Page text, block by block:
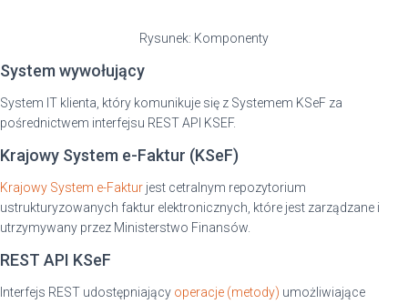
Rysunek: Komponenty
System wywołujący
System IT klienta, który komunikuje się z Systemem KSeF za
pośrednictwem interfejsu REST API KSEF.
Krajowy System e-Faktur (KSeF)
Krajowy System e-Faktur jest cetralnym repozytorium
ustrukturyzowanych faktur elektronicznych, które jest zarządzane i
utrzymywany przez Ministerstwo Finansów.
REST API KSeF
Interfejs REST udostępniający operacje (metody) umożliwiające